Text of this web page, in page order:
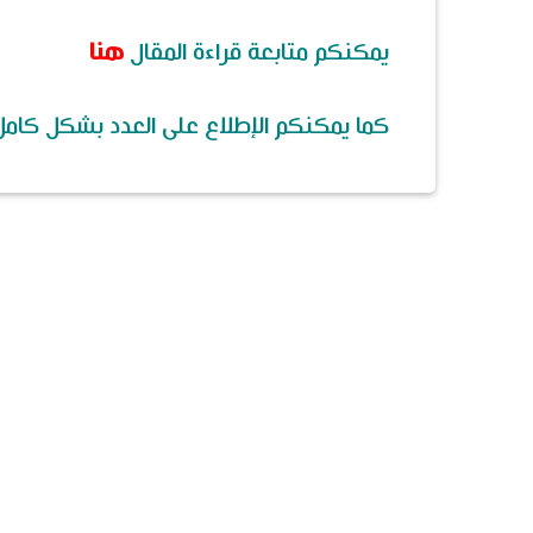
يمكنكم متابعة قراءة المقال هنا
كما يمكنكم الإطلاع على العدد بشكل